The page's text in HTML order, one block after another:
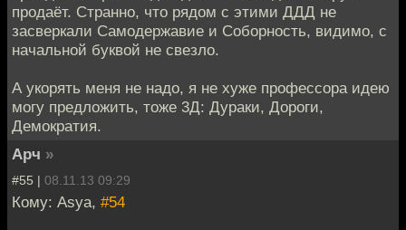
продаёт. Странно, что рядом с этими ДДД не
засверкали Самодержавие и Соборность, видимо, с
начальной буквой не свезло.
А укорять меня не надо, я не хуже профессора идею
могу предложить, тоже 3Д: Дураки, Дороги,
Демократия.
Арч »
#55 | 08.11.13 09:29
Кому: Asya, #54